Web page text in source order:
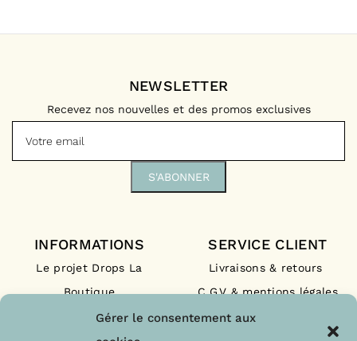
Gérer le consentement aux
INFORMATIONS
Le projet Drops La
Boutique
Nos engagements
SERVICE CLIENT
Livraisons & retours
C.G.V & mentions légales
F.A.Q
NEWSLETTER
Recevez nos nouvelles et des promos exclusives